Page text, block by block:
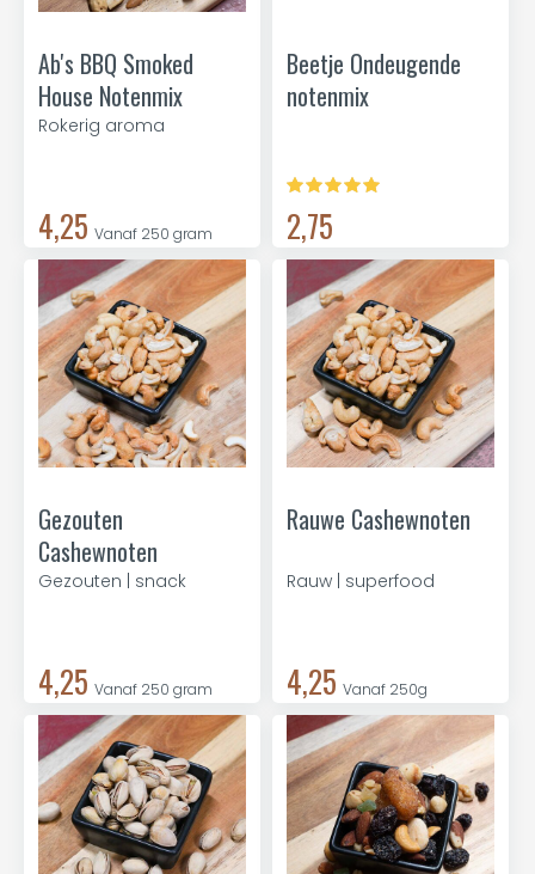
Ab's BBQ Smoked
House Notenmix
Rokerig aroma
4,25 Vanaf 250 gram
Beetje Ondeugende
notenmix
2,75
Gezouten
Cashewnoten
Gezouten | snack
4,25 Vanaf 250 gram
Rauwe Cashewnoten
Rauw | superfood
4,25 Vanaf 250g